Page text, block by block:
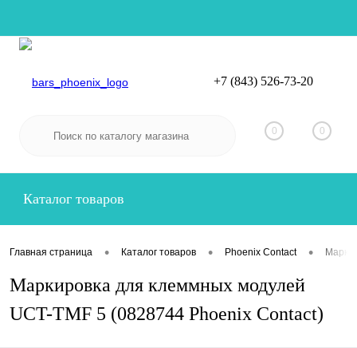
Вход
+7 (843) 526-73-20
0 0
Каталог товаров
Главная страница • Каталог товаров • Phoenix Contact •
Маркировка для клеммных модулей
UCT-TMF 5 (0828744 Phoenix Contact)